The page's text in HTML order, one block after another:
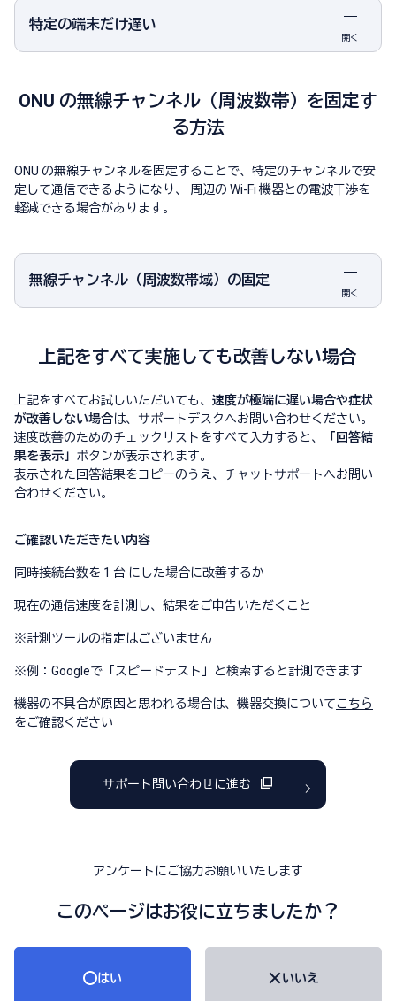
特定の端末だけ遅い
開く
ONU の無線チャンネル（周波数帯）を固定す
る方法
ONU の無線チャンネルを固定することで、特定のチャンネルで安
定して通信できるようになり、 周辺の Wi-Fi 機器との電波干渉を
軽減できる場合があります。
無線チャンネル（周波数帯域）の固定
開く
上記をすべて実施しても改善しない場合
上記をすべてお試しいただいても、 速度が極端に遅い場合や症状
が改善しない場合は、サポートデスクへお問い合わせください。
速度改善のためのチェックリストをすべて入力すると、
「回答結
果を表示」 ボタンが表示されます。
表示された回答結果をコピーのうえ、チャットサポートへお問い
合わせください。
ご確認いただきたい内容
同時接続台数を 1 台 にした場合に改善するか
現在の通信速度を計測し、結果をご申告いただくこと
※計測ツールの指定はございません
※例：Googleで「スピードテスト」と検索すると計測できます
機器の不具合が原因と思われる場合は、機器交換についてこちら
をご確認ください
サポート問い合わせに進む
アンケートにご協力お願いいたします
このページはお役に立ちましたか？
はい いいえ